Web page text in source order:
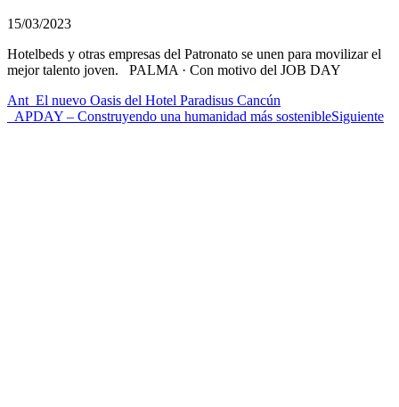
15/03/2023
Hotelbeds y otras empresas del Patronato se unen para movilizar el
mejor talento joven. PALMA · Con motivo del JOB DAY
Ant El nuevo Oasis del Hotel Paradisus Cancún
APDAY – Construyendo una humanidad más sostenibleSiguiente